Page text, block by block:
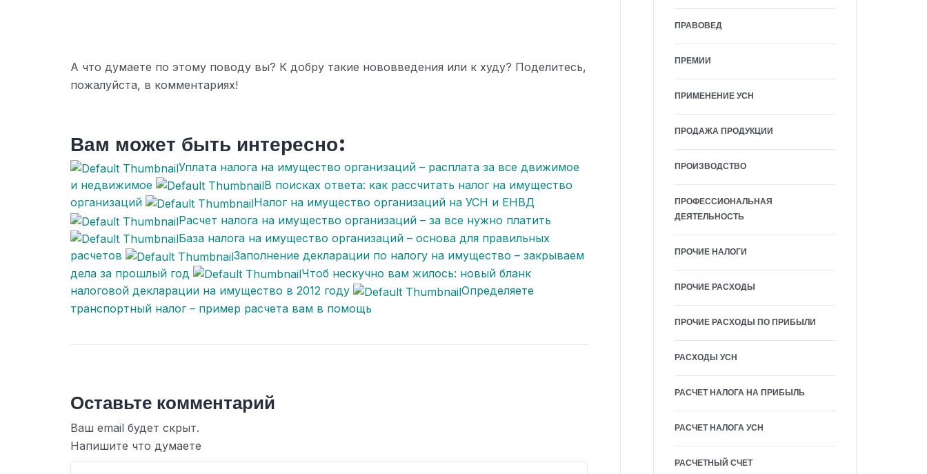
А что думаете по этому поводу вы? К добру такие нововведения или к худу? Поделитесь,
пожалуйста, в комментариях!
Вам может быть интересно:
Уплата налога на имущество организаций – расплата за все движимое
и недвижимое
В поисках ответа: как рассчитать налог на имущество
организаций
Налог на имущество организаций на УСН и ЕНВД
Расчет налога на имущество организаций – за все нужно платить
База налога на имущество организаций – основа для правильных
расчетов
Заполнение декларации по налогу на имущество – закрываем
дела за прошлый год
Чтоб нескучно вам жилось: новый бланк
налоговой декларации на имущество в 2012 году
Определяете
транспортный налог – пример расчета вам в помощь
Оставьте комментарий
Ваш email будет скрыт.
Напишите что думаете
ПРАВОВЕД
ПРЕМИИ
ПРИМЕНЕНИЕ УСН
ПРОДАЖА ПРОДУКЦИИ
ПРОИЗВОДСТВО
ПРОФЕССИОНАЛЬНАЯ
ДЕЯТЕЛЬНОСТЬ
ПРОЧИЕ НАЛОГИ
ПРОЧИЕ РАСХОДЫ
ПРОЧИЕ РАСХОДЫ ПО ПРИБЫЛИ
РАСХОДЫ УСН
РАСЧЕТ НАЛОГА НА ПРИБЫЛЬ
РАСЧЕТ НАЛОГА УСН
РАСЧЕТНЫЙ СЧЕТ